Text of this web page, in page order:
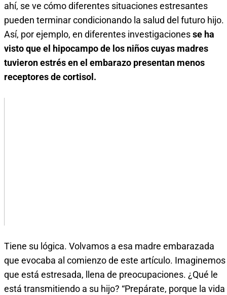
ahí, se ve cómo diferentes situaciones estresantes
pueden terminar condicionando la salud del futuro hijo.
Así, por ejemplo, en diferentes investigacionesse ha
visto que el hipocampo de los niños cuyas madres
tuvieron estrés en el embarazo presentan menos
receptores de cortisol.
Tiene su lógica. Volvamos a esa madre embarazada
que evocaba al comienzo de este artículo. Imaginemos
que está estresada, llena de preocupaciones. ¿Qué le
está transmitiendo a su hijo? “Prepárate, porque la vida